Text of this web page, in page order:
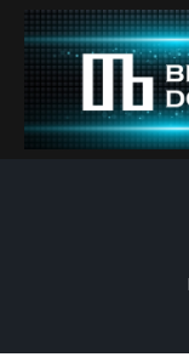
Skip
content